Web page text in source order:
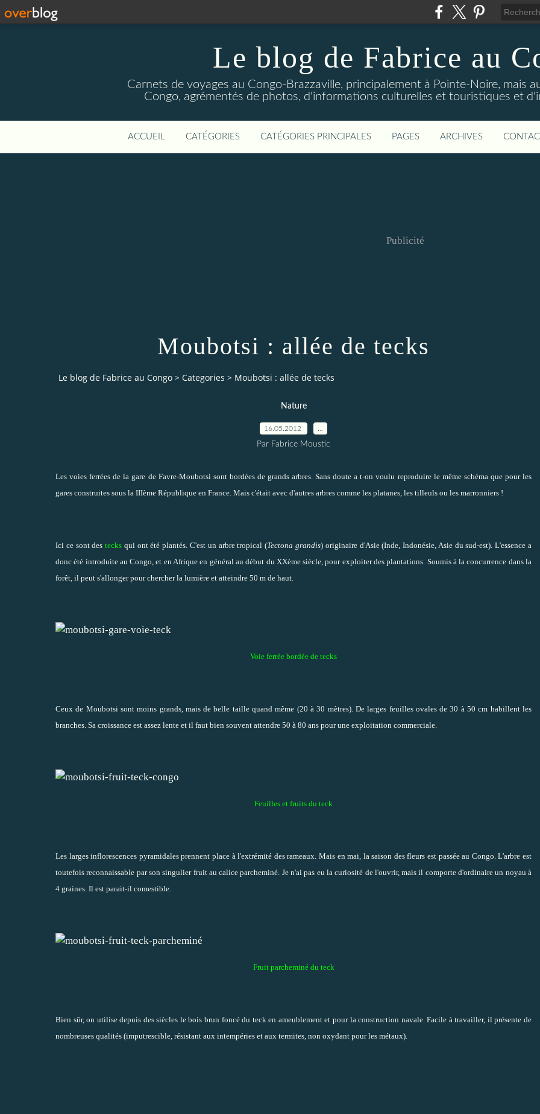
Le blog de Fabrice au
Carnets de voyages au Congo-Brazzaville, principalement à Pointe-Noire, mais
Congo, agrémentés de photos, d'informations culturelles et touristiques et
ACCUEIL CATÉGORIES CATÉGORIES PRINCIPALES PAGES ARCHIVES
Publicité
Moubotsi : allée de tecks
Le blog de Fabrice au Congo > Categories > Moubotsi : allée de tecks
Nature
16.05.2012
Par Fabrice Moustic
Les voies ferrées de la gare de Favre-Moubotsi sont bordées de grands arbres. Sans doute a t-on voulu reproduire le même schéma que pour les
gares construites sous la IIIème République en France. Mais c'était avec d'autres arbres comme les platanes, les tilleuls ou les marronniers !
Ici ce sont destecks qui ont été plantés. C'est un arbre tropical (Tectona grandis) originaire d'Asie (Inde, Indonésie, Asie du sud-est). L'essence a
donc été introduite au Congo, et en Afrique en général au début du XXème siècle,pour exploiter des plantations. Soumis à la concurrence dans la
forêt, il peut s'allonger pour chercher la lumière et atteindre 50 m de haut.
Voie ferrée bordée de tecks
Ceux de Moubotsi sont moins grands, mais de belle taille quand même (20 à 30 mètres). De larges feuilles ovales de 30 à 50 cm habillent les
branches. Sa croissance est assez lente et il faut bien souvent attendre 50 à 80 ans pour une exploitation commerciale.
Feuilles et fruits du teck
Les larges inflorescences pyramidales prennent place à l'extrémité des rameaux. Mais en mai, lasaison des fleurs est passée au Congo.L'arbre est
toutefois reconnaissable par son singulier fruit au calice parcheminé. Je n'ai pas eu la curiosité de l'ouvrir, mais il comporte d'ordinaire un noyau à
4 graines. Il est parait-il comestible.
Fruit parcheminé du teck
Bien sûr, on utilise depuis des siècles le bois brun foncé du teck en ameublement et pour la construction navale. Facile à travailler, il présente de
nombreuses qualités (imputrescible, résistant aux intempéries et aux termites, non oxydant pour les métaux).